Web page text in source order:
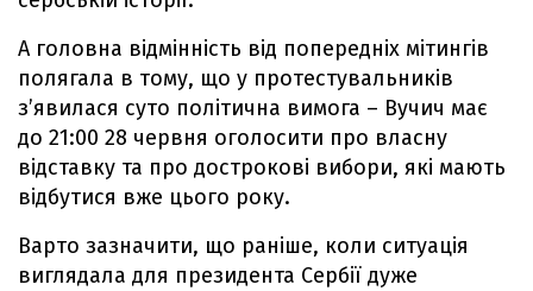
А головна відмінність від попередніх мітингів
полягала в тому, що у протестувальників
з’явилася суто політична вимога – Вучич має
до 21:00 28 червня оголосити про власну
відставку та про дострокові вибори, які мають
відбутися вже цього року.
Варто зазначити, що раніше, коли ситуація
виглядала для президента Сербії дуже